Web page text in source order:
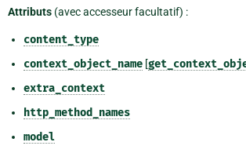
Attributs (avec accesseur facultatif) :
content_type
context_object_name [
extra_context
http_method_names
model